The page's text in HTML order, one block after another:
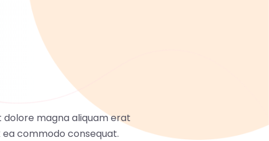
dolore magna aliquam erat
commodo consequat.